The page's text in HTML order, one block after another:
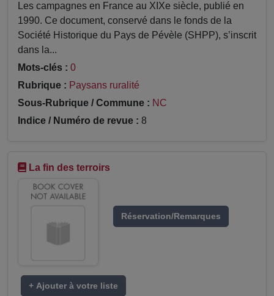
Les campagnes en France au XIXe siècle, publié en
1990. Ce document, conservé dans le fonds de la
Société Historique du Pays de Pévèle (SHPP), s’inscrit
dans la...
Mots-clés : 0
Rubrique : Paysans ruralité
Sous-Rubrique / Commune : NC
Indice / Numéro de revue : 8
La fin des terroirs
Réservation/Remarques
+ Ajouter à votre liste